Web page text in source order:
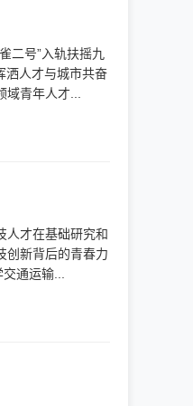
二号”入轨扶摇九
洒人才与城市共奋
青年人才...
人才在基础研究和
创新背后的青春力
通运输...